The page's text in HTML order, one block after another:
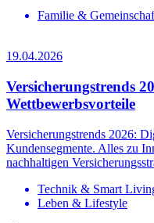
Familie &
19.04.2026
Versicherungstrends
Wettbewerbsvorteile
Versicherungstrends 2026:
Kundensegmente. Alles zu
nachhaltigen
Technik & Smart
Leben & Lifestyle